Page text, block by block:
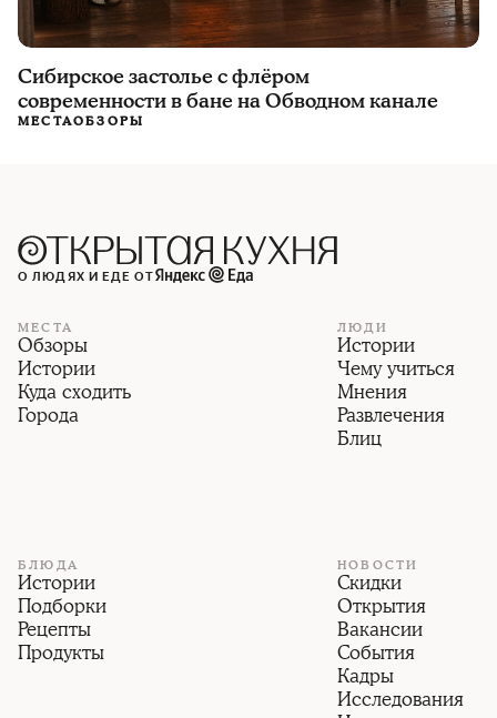
Сибирское застолье с флёром
современности в бане на Обводном канале
МЕСТАОБЗОРЫ
О ЛЮДЯХ И ЕДЕ ОТ
МЕСТА
Обзоры
Истории
Куда сходить
Города
ЛЮДИ
Истории
Чему учиться
Мнения
Развлечения
Блиц
БЛЮДА
Истории
Подборки
Рецепты
Продукты
НОВОСТИ
Скидки
Открытия
Вакансии
События
Кадры
Исследования